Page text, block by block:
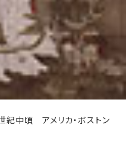
中頃 アメリカ・ボストン